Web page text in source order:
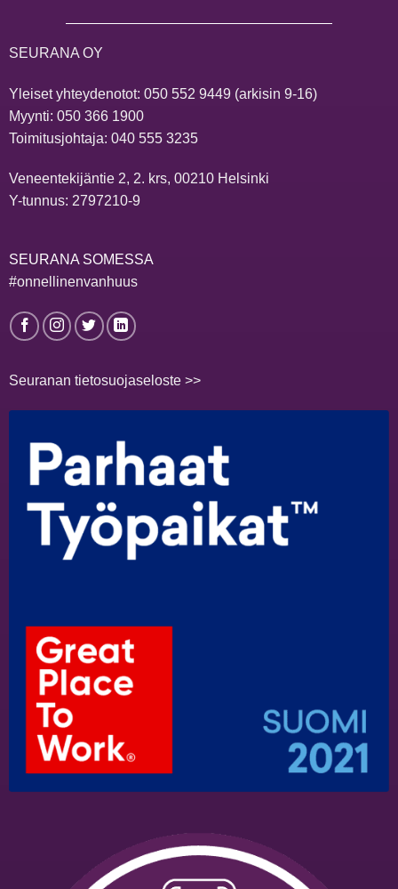
SEURANA OY
Yleiset yhteydenotot: 050 552 9449(arkisin 9-16)
Myynti: 050 366 1900
Toimitusjohtaja: 040 555 3235
Veneentekijäntie 2, 2. krs, 00210 Helsinki
Y-tunnus: 2797210-9
SEURANA SOMESSA
#onnellinenvanhuus
Seuranan tietosuojaseloste >>